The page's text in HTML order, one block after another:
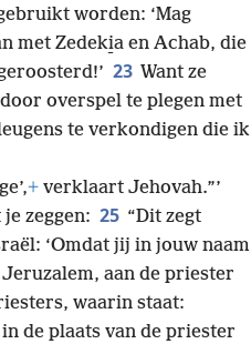
worden: ‘Mag
met Zedeki̱a en Achab, die
23 Want ze
door overspel te plegen met
te verkondigen die ik
+ verklaart Jehovah.”’
zeggen: 25 “Dit zegt
‘Omdat jij in jouw naam
aan de priester
waarin staat:
de plaats van de priester